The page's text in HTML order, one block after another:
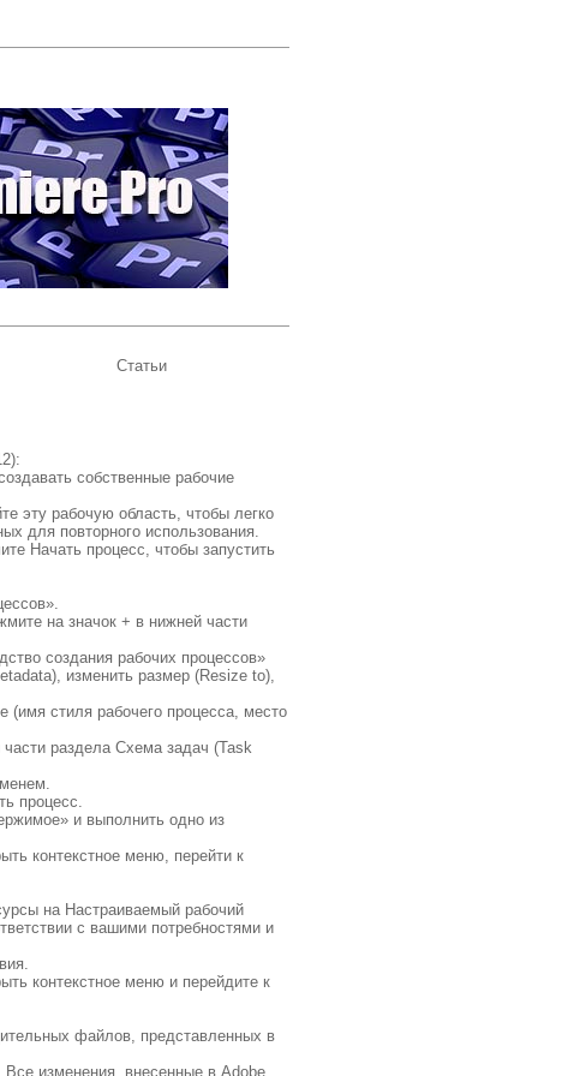
Статьи
собственные рабочие
эту рабочую область, чтобы легко
для повторного использования.
Начать процесс, чтобы запустить
на значок + в нижней части
создания рабочих процессов»
изменить размер (Resize to),
стиля рабочего процесса, место
раздела Схема задач (Task
процесс.
и выполнить одно из
контекстное меню, перейти к
на Настраиваемый рабочий
с вашими потребностями и
контекстное меню и перейдите к
файлов, представленных в
изменения, внесенные в Adobe